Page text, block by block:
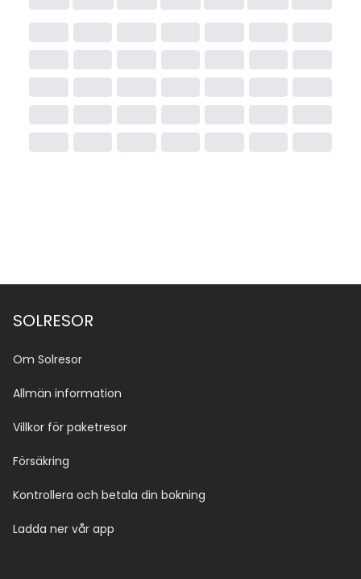
SOLRESOR
Om Solresor
Allmän information
Villkor för paketresor
Försäkring
Kontrollera och betala din bokning
Ladda ner vår app